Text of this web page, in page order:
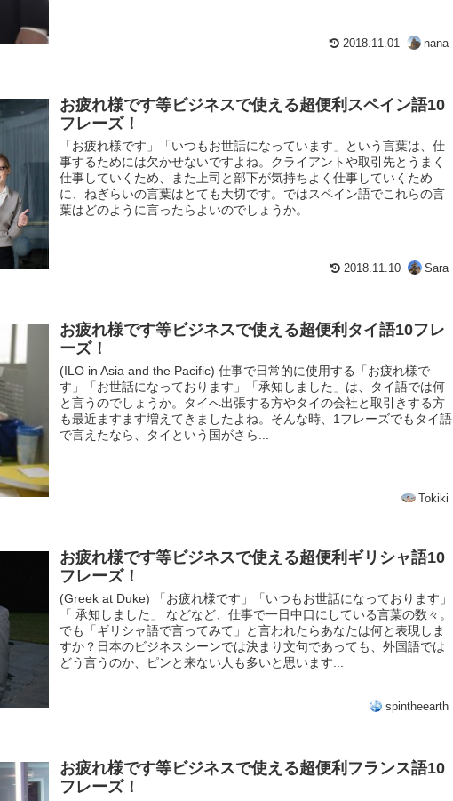
2018.11.01 nana
お疲れ様です等ビジネスで使える超便利スペイン語10
フレーズ！
「お疲れ様です」「いつもお世話になっています」という言葉は、仕
事するためには欠かせないですよね。クライアントや取引先とうまく
仕事していくため、また上司と部下が気持ちよく仕事していくため
に、ねぎらいの言葉はとても大切です。ではスペイン語でこれらの言
葉はどのように言ったらよいのでしょうか。
2018.11.10 Sara
お疲れ様です等ビジネスで使える超便利タイ語10フレ
ーズ！
(ILO in Asia and the Pacific) 仕事で日常的に使用する「お疲れ様で
す」「お世話になっております」「承知しました」は、タイ語では何
と言うのでしょうか。タイへ出張する方やタイの会社と取引きする方
も最近ますます増えてきましたよね。そんな時、1フレーズでもタイ語
で言えたなら、タイという国がさら...
Tokiki
お疲れ様です等ビジネスで使える超便利ギリシャ語10
フレーズ！
(Greek at Duke) 「お疲れ様です」「いつもお世話になっております」
「 承知しました」 などなど、仕事で一日中口にしている言葉の数々。
でも「ギリシャ語で言ってみて」と言われたらあなたは何と表現しま
すか？日本のビジネスシーンでは決まり文句であっても、外国語では
どう言うのか、ピンと来ない人も多いと思います...
spintheearth
お疲れ様です等ビジネスで使える超便利フランス語10
フレーズ！